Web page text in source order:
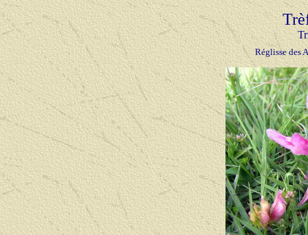
Réglisse des